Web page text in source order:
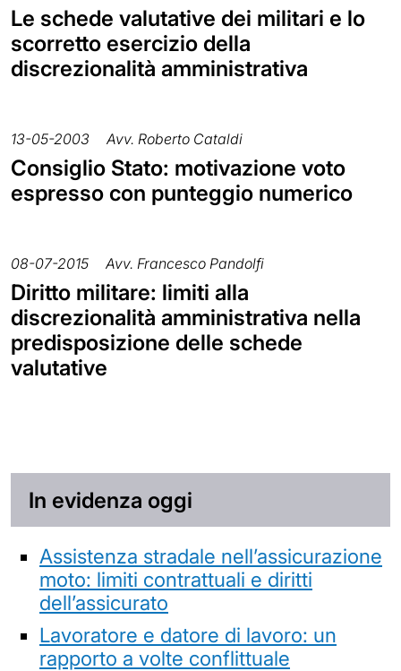
Le schede valutative dei militari e lo
scorretto esercizio della
discrezionalità amministrativa
13-05-2003 Avv. Roberto Cataldi
Consiglio Stato: motivazione voto
espresso con punteggio numerico
08-07-2015 Avv. Francesco Pandolfi
Diritto militare: limiti alla
discrezionalità amministrativa nella
predisposizione delle schede
valutative
In evidenza oggi
Assistenza stradale nell’assicurazione
moto: limiti contrattuali e diritti
dell’assicurato
Lavoratore e datore di lavoro: un
rapporto a volte conflittuale